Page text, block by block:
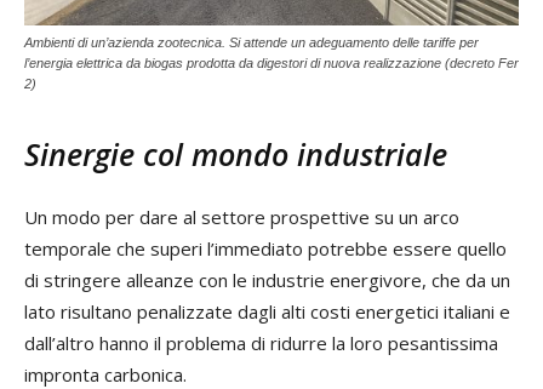
Ambienti di un’azienda zootecnica. Si attende un adeguamento delle tariffe per
l’energia elettrica da biogas prodotta da digestori di nuova realizzazione (decreto Fer
2)
Sinergie col mondo industriale
Un modo per dare al settore prospettive su un arco
temporale che superi l’immediato potrebbe essere quello
di stringere alleanze con le industrie energivore, che da un
lato risultano penalizzate dagli alti costi energetici italiani e
dall’altro hanno il problema di ridurre la loro pesantissima
impronta carbonica.